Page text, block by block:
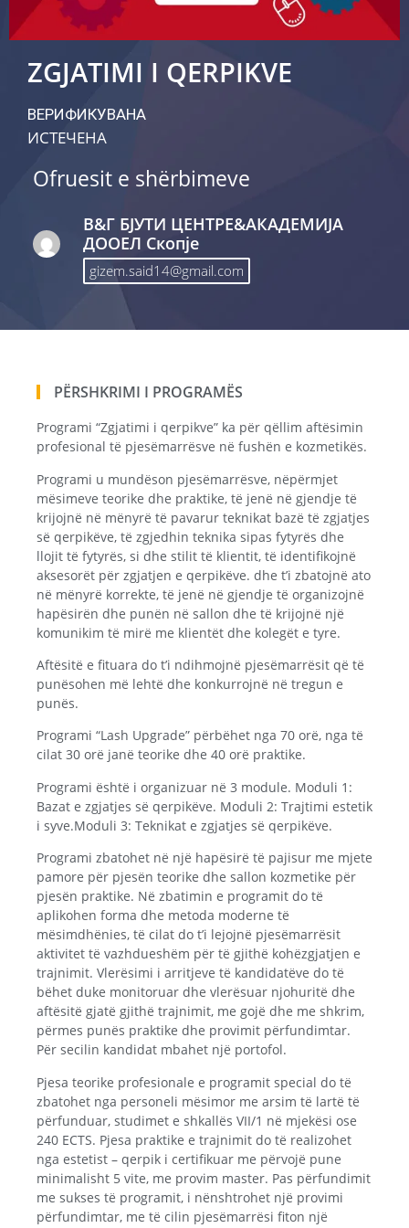
ZGJATIMI I QERPIKVE
ВЕРИФИКУВАНА
ИСТЕЧЕНА
Ofruesit e shërbimeve
В&Г БЈУТИ ЦЕНТРЕ&АКАДЕМИЈА
ДООЕЛ Скопје
gizem.said14@gmail.com
PËRSHKRIMI I PROGRAMËS
Programi “Zgjatimi i qerpikve” ka për qëllim aftësimin
profesional të pjesëmarrësve në fushën e kozmetikës.
Programi u mundëson pjesëmarrësve, nëpërmjet
mësimeve teorike dhe praktike, të jenë në gjendje të
krijojnë në mënyrë të pavarur teknikat bazë të zgjatjes
së qerpikëve, të zgjedhin teknika sipas fytyrës dhe
llojit të fytyrës, si dhe stilit të klientit, të identifikojnë
aksesorët për zgjatjen e qerpikëve. dhe t’i zbatojnë ato
në mënyrë korrekte, të jenë në gjendje të organizojnë
hapësirën dhe punën në sallon dhe të krijojnë një
komunikim të mirë me klientët dhe kolegët e tyre.
Aftësitë e fituara do t’i ndihmojnë pjesëmarrësit që të
punësohen më lehtë dhe konkurrojnë në tregun e
punës.
Programi “Lash Upgrade” përbëhet nga 70 orë, nga të
cilat 30 orë janë teorike dhe 40 orë praktike.
Programi është i organizuar në 3 module. Moduli 1:
Bazat e zgjatjes së qerpikëve. Moduli 2: Trajtimi estetik
i syve.Moduli 3: Teknikat e zgjatjes së qerpikëve.
Programi zbatohet në një hapësirë ​​të pajisur me mjete
pamore për pjesën teorike dhe sallon kozmetike për
pjesën praktike. Në zbatimin e programit do të
aplikohen forma dhe metoda moderne të
mësimdhënies, të cilat do t’i lejojnë pjesëmarrësit
aktivitet të vazhdueshëm për të gjithë kohëzgjatjen e
trajnimit. Vlerësimi i arritjeve të kandidatëve do të
bëhet duke monitoruar dhe vlerësuar njohuritë dhe
aftësitë gjatë gjithë trajnimit, me gojë dhe me shkrim,
përmes punës praktike dhe provimit përfundimtar.
Për secilin kandidat mbahet një portofol.
Pjesa teorike profesionale e programit special do të
zbatohet nga personeli mësimor me arsim të lartë të
përfunduar, studimet e shkallës VII/1 në mjekësi ose
240 ECTS. Pjesa praktike e trajnimit do të realizohet
nga estetist – qerpik i certifikuar me përvojë pune
minimalisht 5 vite, me provim master. Pas përfundimit
me sukses të programit, i nënshtrohet një provimi
përfundimtar, me të cilin pjesëmarrësi fiton një